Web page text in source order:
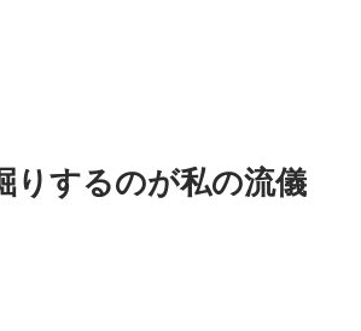
りするのが私の流儀